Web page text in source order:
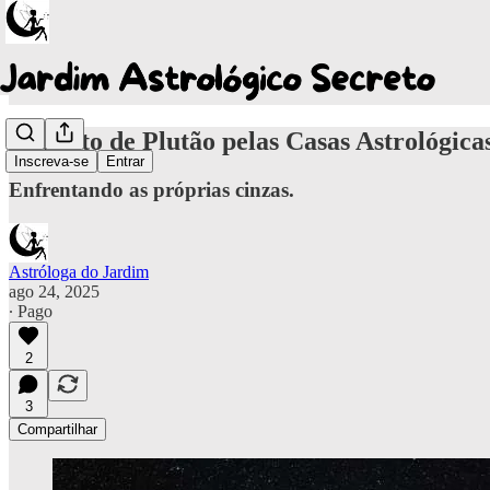
Inscreva-se Entrar
Trânsito de Plutão pelas Casas
Enfrentando as próprias cinzas.
Astróloga do Jardim
ago 24, 2025
∙ Pago
2
3
Compartilhar